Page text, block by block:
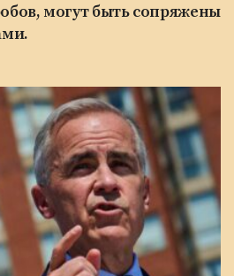
могут быть сопряжены